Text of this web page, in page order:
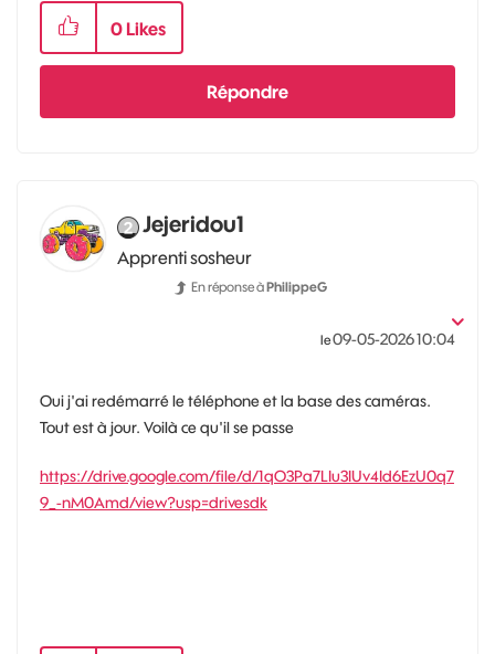
0 Likes
Répondre
Jejeridou1
Apprenti sosheur
En réponse àPhilippeG
le‎09-05-202610:04
Oui j'ai redémarré le téléphone et la base des caméras.
Tout est à jour. Voilà ce qu'il se passe
https://drive.google.com/file/d/1qO3Pa7LIu3IUv4Id6EzU0q7
9_-nM0Amd/view?usp=drivesdk